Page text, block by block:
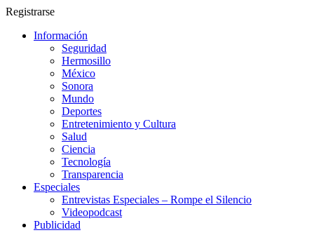
Registrarse
Información
Seguridad
Hermosillo
México
Sonora
Mundo
Deportes
Entretenimiento y Cultura
Salud
Ciencia
Tecnología
Transparencia
Especiales
Entrevistas Especiales – Rompe el Silencio
Videopodcast
Publicidad